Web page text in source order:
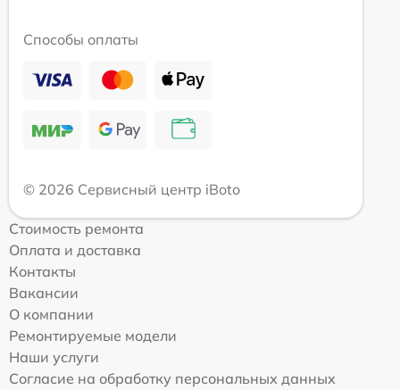
Способы оплаты
© 2026 Сервисный центр iBoto
Стоимость ремонта
Оплата и доставка
Контакты
Вакансии
О компании
Ремонтируемые модели
Наши услуги
Согласие на обработку персональных данных